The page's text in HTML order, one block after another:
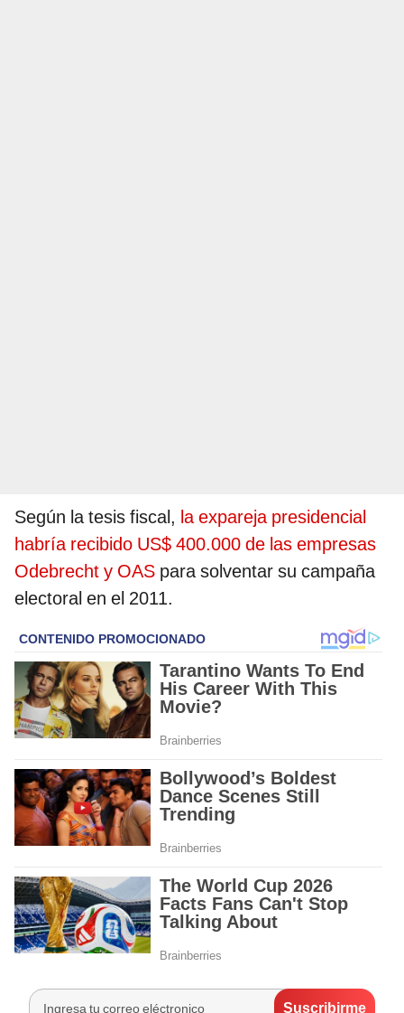
Según la tesis fiscal, la expareja presidencial
habría recibido US$ 400.000 de las empresas
Odebrecht y OAS para solventar su campaña
electoral en el 2011.